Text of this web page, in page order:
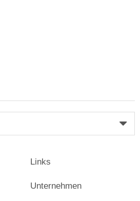
Links
Unternehmen